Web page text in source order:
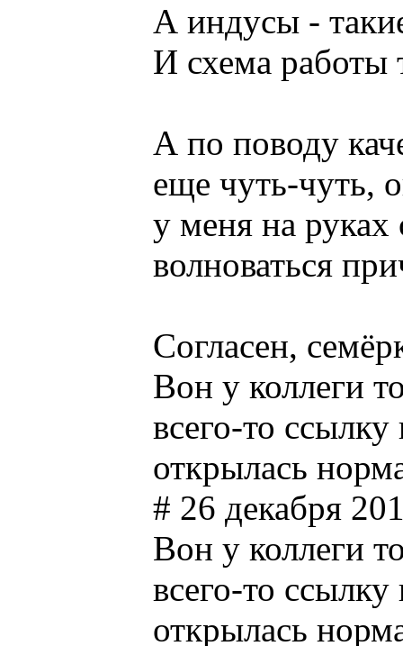
А индусы -
И схема работы
А по поводу
еще чуть-чуть,
у меня на
волноваться
Согласен,
Вон у коллеги
всего-то
открылась
# 26 декабря
Вон у коллеги
всего-то
открылась